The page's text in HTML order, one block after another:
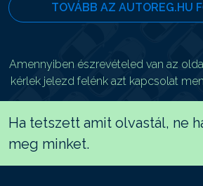
TOVÁBB AZ AUTOREG.HU
Amennyiben észrevételed van az
kérlek jelezd felénk azt kapcsolat
Ha tetszett amit olvastál, ne
meg minket.